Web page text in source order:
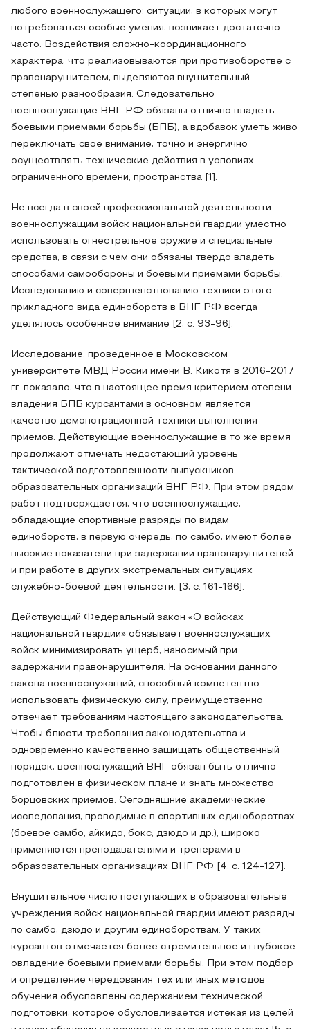
любого военнослужащего: ситуации, в которых могут
потребоваться особые умения, возникает достаточно
часто. Воздействия сложно-координационного
характера, что реализовываются при противоборстве с
правонарушителем, выделяются внушительный
степенью разнообразия. Следовательно
военнослужащие ВНГ РФ обязаны отлично владеть
боевыми приемами борьбы (БПБ), а вдобавок уметь живо
переключать свое внимание, точно и энергично
осуществлять технические действия в условиях
ограниченного времени, пространства [1].
Не всегда в своей профессиональной деятельности
военнослужащим войск национальной гвардии уместно
использовать огнестрельное оружие и специальные
средства, в связи с чем они обязаны твердо владеть
способами самообороны и боевыми приемами борьбы.
Исследованию и совершенствованию техники этого
прикладного вида единоборств в ВНГ РФ всегда
уделялось особенное внимание [2, с. 93-96].
Исследование, проведенное в Московском
университете МВД России имени В. Кикотя в 2016-2017
гг. показало, что в настоящее время критерием степени
владения БПБ курсантами в основном является
качество демонстрационной техники выполнения
приемов. Действующие военнослужащие в то же время
продолжают отмечать недостающий уровень
тактической подготовленности выпускников
образовательных организаций ВНГ РФ. При этом рядом
работ подтверждается, что военнослужащие,
обладающие спортивные разряды по видам
единоборств, в первую очередь, по самбо, имеют более
высокие показатели при задержании правонарушителей
и при работе в других экстремальных ситуациях
служебно-боевой деятельности. [3, с. 161-166].
Действующий Федеральный закон «О войсках
национальной гвардии» обязывает военнослужащих
войск минимизировать ущерб, наносимый при
задержании правонарушителя. На основании данного
закона военнослужащий, способный компетентно
использовать физическую силу, преимущественно
отвечает требованиям настоящего законодательства.
Чтобы блюсти требования законодательства и
одновременно качественно защищать общественный
порядок, военнослужащий ВНГ обязан быть отлично
подготовлен в физическом плане и знать множество
борцовских приемов. Сегодняшние академические
исследования, проводимые в спортивных единоборствах
(боевое самбо, айкидо, бокс, дзюдо и др.), широко
применяются преподавателями и тренерами в
образовательных организациях ВНГ РФ [4, с. 124-127].
Внушительное число поступающих в образовательные
учреждения войск национальной гвардии имеют разряды
по самбо, дзюдо и другим единоборствам. У таких
курсантов отмечается более стремительное и глубокое
овладение боевыми приемами борьбы. При этом подбор
и определение чередования тех или иных методов
обучения обусловлены содержанием технической
подготовки, которое обусловливается истекая из целей